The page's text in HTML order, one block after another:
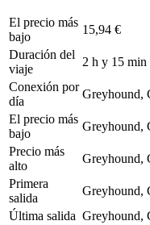
El precio más
bajo
15,94 €
Duración del
viaje
2 h y 15 min
Conexión por
día
Greyhound,
El precio más
bajo
Greyhound,
Precio más
alto
Greyhound,
Primera
salida
Greyhound,
Última salida Greyhound,